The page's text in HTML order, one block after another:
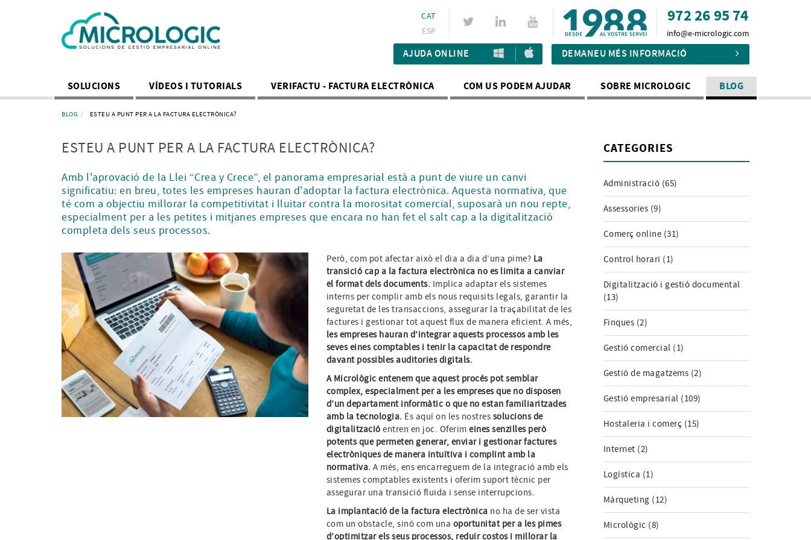
972 26 95 74
info@e-micrologic.com
CAT
ESP
AJUDA ONLINE DEMANEU MÉS INFORMACIÓ
SOLUCIONS VÍDEOS I TUTORIALS VERIFACTU - FACTURA ELECTRÒNICA COM US PODEM AJUDAR SOBRE MICROLOGIC BLOG
BLOG ESTEU A PUNT PER A LA FACTURA ELECTRÒNICA?
ESTEU A PUNT PER A LA FACTURA ELECTRÒNICA?
Amb l'aprovació de la Llei “Crea y Crece”, el panorama empresarial està a punt de viure un canvi
significatiu: en breu, totes les empreses hauran d'adoptar la factura electrònica. Aquesta normativa, que
té com a objectiu millorar la competitivitat i lluitar contra la morositat comercial, suposarà un nou repte,
especialment per a les petites i mitjanes empreses que encara no han fet el salt cap a la digitalització
completa dels seus processos.
Però, com pot afectar això el dia a dia d’una pime? La
transició cap a la factura electrònica no es limita a canviar
el format dels documents. Implica adaptar els sistemes
interns per complir amb els nous requisits legals, garantir la
seguretat de les transaccions, assegurar la traçabilitat de les
factures i gestionar tot aquest flux de manera eficient. A més,
les empreses hauran d’integrar aquests processos amb les
seves eines comptables i tenir la capacitat de respondre
davant possibles auditories digitals.
A Micrològic entenem que aquest procés pot semblar
complex, especialment per a les empreses que no disposen
d’un departament informàtic o que no estan familiaritzades
amb la tecnologia. És aquí on les nostres solucions de
digitalització entren en joc. Oferimeines senzilles però
potents que permeten generar, enviar i gestionar factures
electròniques de manera intuïtiva i complint amb la
normativa. A més, ens encarreguem de la integració amb els
sistemes comptables existents i oferim suport tècnic per
assegurar una transició fluida i sense interrupcions.
La implantació de la factura electrònica no ha de ser vista
com un obstacle, sinó com una oportunitat per a les pimes
d’optimitzar els seus processos, reduir costos i millorar la
CATEGORIES
Administració (65)
Assessories (9)
Comerç online (31)
Control horari (1)
Digitalització i gestió documental
(13)
Finques (2)
Gestió comercial (1)
Gestió de magatzems (2)
Gestió empresarial (109)
Hostaleria i comerç (15)
Internet (2)
Logística (1)
Màrqueting (12)
Micrològic (8)